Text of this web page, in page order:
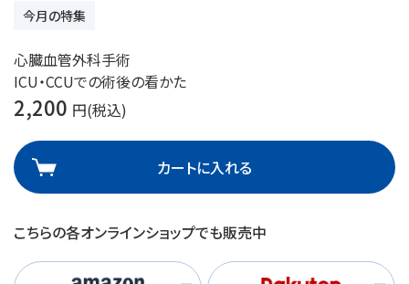
今月の特集
心臓血管外科手術
ICU・CCUでの術後の看かた
2,200 円(税込)
カートに入れる
こちらの各オンラインショップでも販売中